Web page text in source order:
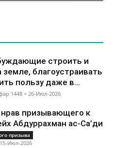
строить и
земле, благоустраивать
пользу даже в...
1448 = 26-Июл-2026
призывающего к
Абдуррахман ас-Са’ди
призыва
Июл-2026